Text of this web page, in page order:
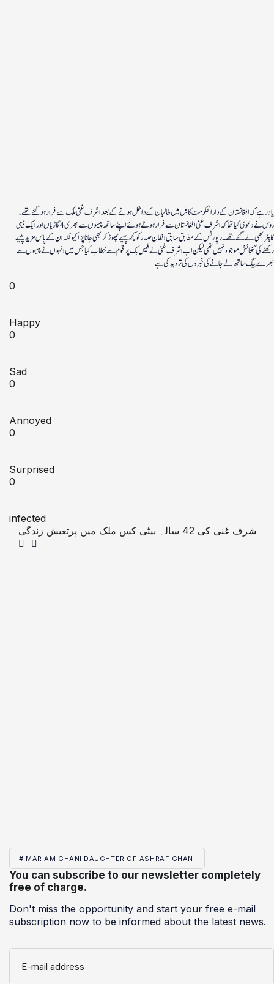
یاد رہے کہ افغانستان کے دارالحکومت کابل میں طالبان کے داخل ہونے کے بعد اشرف غنی ملک سے فرار ہوگئے تھے۔
روس نے دعویٰ کیا تھاکہ اشرف غنی افغانستان سے فرار ہوتے ہوئے اپنے ساتھ پیسوں سے بھری 4 گاڑیاں اور ایک ہیلی
کاپٹر بھی لے گئے تھے۔ رپورٹس کے مطابق سابق افغان صد ر کو کچھ پیسے چھوڑ کر بھی جانا پڑا کیونکہ ان کے پاس مزید پیسے
رکھنے کی گنجائش موجود نہیں تھی لیکن اب اشرف غنی نے فیس بک پر قوم سے خطاب کیا جس میں انہوں نے پیسوں سے
بھرے بیگ ساتھ لے جانے کی خبروں کی تردید کی ہے
0
Happy
0
Sad
0
Annoyed
0
Surprised
0
infected
اشرف غنی کی 42 سالہ بیٹی کس ملک میں پرتعیش زندگی
گزار رہی ہیں؟
# MARIAM GHANI DAUGHTER OF ASHRAF GHANI
You can subscribe to our newsletter completely
free of charge.
Don't miss the opportunity and start your free e-mail
subscription now to be informed about the latest news.
E-mail address